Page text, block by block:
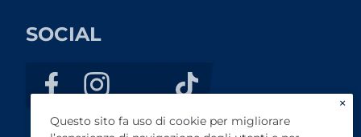
SOCIAL
×
Questo sito fa uso di cookie per migliorare